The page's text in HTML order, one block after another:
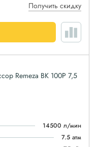
Получить скидку
Remeza ВК 100Р 7,5
14500 л/мин
7.5 атм